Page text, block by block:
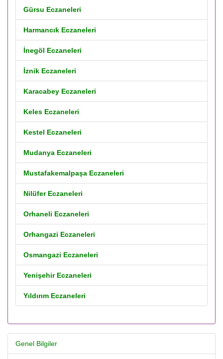
Gürsu Eczaneleri
Harmancık Eczaneleri
İnegöl Eczaneleri
İznik Eczaneleri
Karacabey Eczaneleri
Keles Eczaneleri
Kestel Eczaneleri
Mudanya Eczaneleri
Mustafakemalpaşa Eczaneleri
Nilüfer Eczaneleri
Orhaneli Eczaneleri
Orhangazi Eczaneleri
Osmangazi Eczaneleri
Yenişehir Eczaneleri
Yıldırım Eczaneleri
Genel Bilgiler